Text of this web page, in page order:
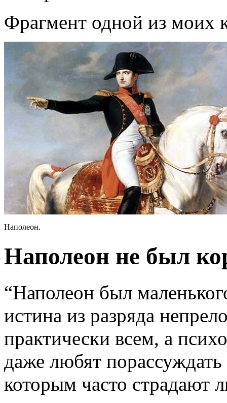
Фрагмент одной из моих
Наполеон.
Наполеон не был
“Наполеон был
истина из разряда
практически всем, а
даже любят
которым часто страдают